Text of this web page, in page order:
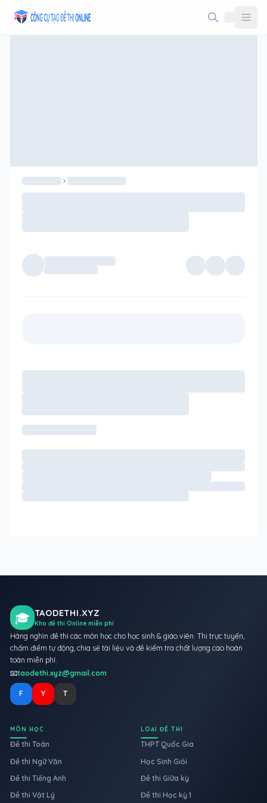
🎓 TAODETHI.XYZ
Kho đề thi Online miễn phí
Hàng nghìn đề thi các môn học cho học sinh & giáo viên. Thi trực tuyến,
chấm điểm tự động, chia sẻ tài liệu và đề kiểm tra chất lượng cao hoàn
toàn miễn phí.
📧taodethi.xyz@gmail.com
F Y T
MÔN HỌC
Đề thi Toán
Đề thi Ngữ Văn
Đề thi Tiếng Anh
Đề thi Vật Lý
LOẠI ĐỀ THI
THPT Quốc Gia
Học Sinh Giỏi
Đề thi Giữa kỳ
Đề thi Học kỳ 1